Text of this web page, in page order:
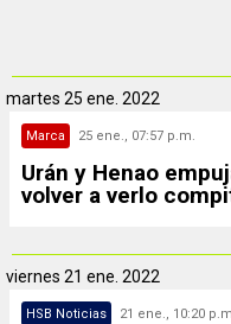
martes 25 ene. 2022
Marca 25 ene., 07:57 p.m.
Urán y Henao
volver a verlo
viernes 21 ene. 2022
HSB Noticias 21 ene., 10:20